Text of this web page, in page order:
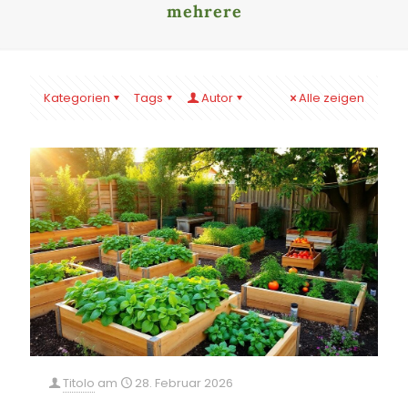
mehrere
Kategorien Tags Autor Alle zeigen
Titolo am 28. Februar 2026